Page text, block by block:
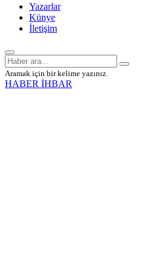
Yazarlar
Künye
İletişim
Aramak için bir kelime yazınız.
HABER İHBAR